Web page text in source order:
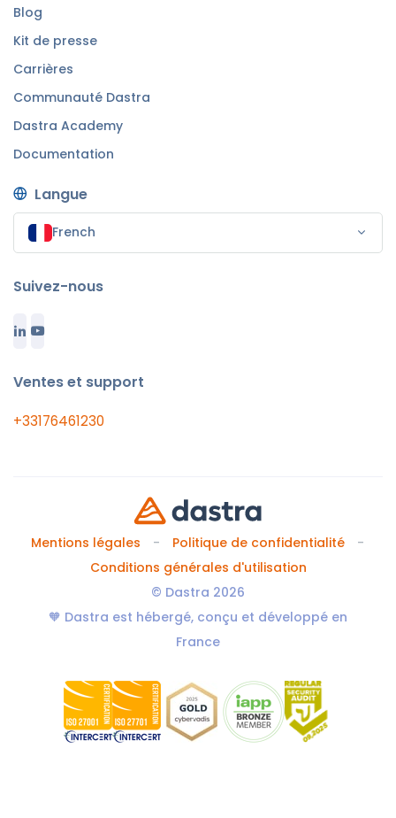
Blog
Kit de presse
Carrières
Communauté Dastra
Dastra Academy
Documentation
Langue
French
Suivez-nous
Ventes et support
+33176461230
Mentions légales
Politique de confidentialité
Conditions générales d'utilisation
© Dastra 2026
🧡 Dastra est hébergé, conçu et développé en
France